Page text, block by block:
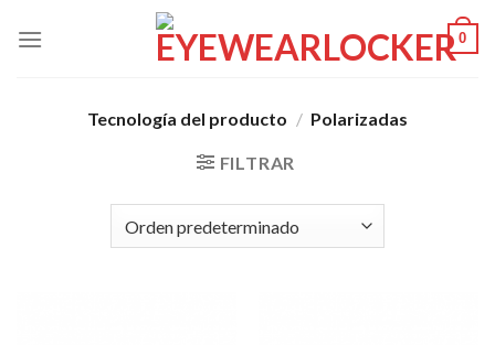
0
Tecnología del producto / Polarizadas
FILTRAR